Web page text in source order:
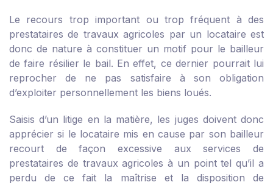
Le recours trop important ou trop fréquent à des
prestataires de travaux agricoles par un locataire est
donc de nature à constituer un motif pour le bailleur
de faire résilier le bail. En effet, ce dernier pourrait lui
reprocher de ne pas satisfaire à son obligation
d’exploiter personnellement les biens loués.
Saisis d’un litige en la matière, les juges doivent donc
apprécier si le locataire mis en cause par son bailleur
recourt de façon excessive aux services de
prestataires de travaux agricoles à un point tel qu’il a
perdu de ce fait la maîtrise et la disposition de